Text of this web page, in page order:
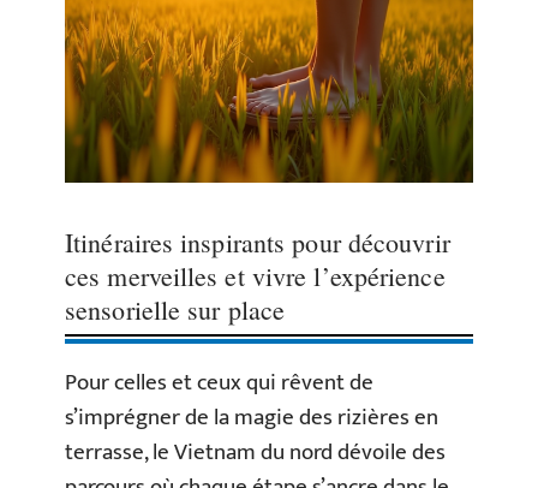
Itinéraires inspirants pour découvrir
ces merveilles et vivre l’expérience
sensorielle sur place
Pour celles et ceux qui rêvent de
s’imprégner de la magie des rizières en
terrasse, le Vietnam du nord dévoile des